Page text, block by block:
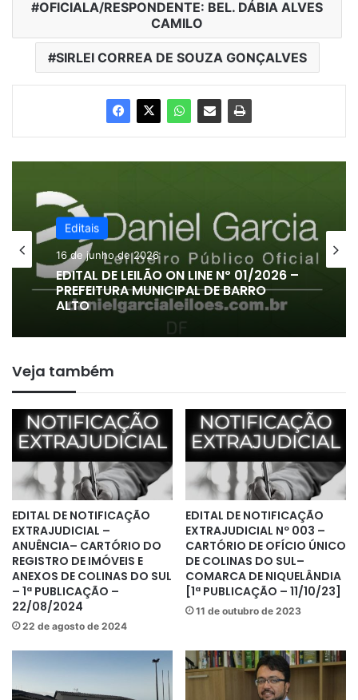
OFICIALA/RESPONDENTE: BEL. DÁBIA ALVES
CAMILO
SIRLEI CORREA DE SOUZA GONÇALVES
Editais
16 de junho de 2026
EDITAL DE LEILÃO ON LINE Nº 01/2026 –
PREFEITURA MUNICIPAL DE BARRO
ALTO
Veja também
EDITAL DE NOTIFICAÇÃO
EXTRAJUDICIAL –
ANUÊNCIA– CARTÓRIO DO
REGISTRO DE IMÓVEIS E
ANEXOS DE COLINAS DO SUL
– 1ª PUBLICAÇÃO –
22/08/2024
22 de agosto de 2024
EDITAL DE NOTIFICAÇÃO
EXTRAJUDICIAL Nº 003 –
CARTÓRIO DE OFÍCIO ÚNICO
DE COLINAS DO SUL–
COMARCA DE NIQUELÂNDIA
[1ª PUBLICAÇÃO – 11/10/23]
11 de outubro de 2023